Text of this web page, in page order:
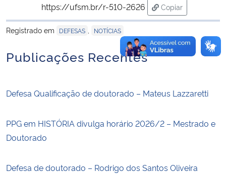
https://ufsm.br/r-510-2626
Copiar
para área de
Registrado em
DEFESAS NOTÍCIAS
Publicações Recentes
Defesa Qualificação de doutorado – Mateus Lazzaretti
PPG em HISTÓRIA divulga horário 2026/2 – Mestrado e
Doutorado
Defesa de doutorado – Rodrigo dos Santos Oliveira